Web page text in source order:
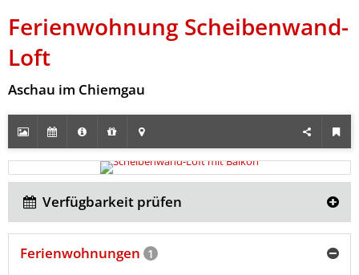
Ferienwohnung Scheibenwand-
Loft
Aschau im Chiemgau
Verfügbarkeit prüfen
Ferienwohnungen 1